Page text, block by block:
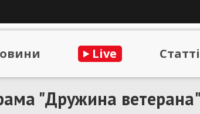
Live Статтi
"Дружина ветерана"